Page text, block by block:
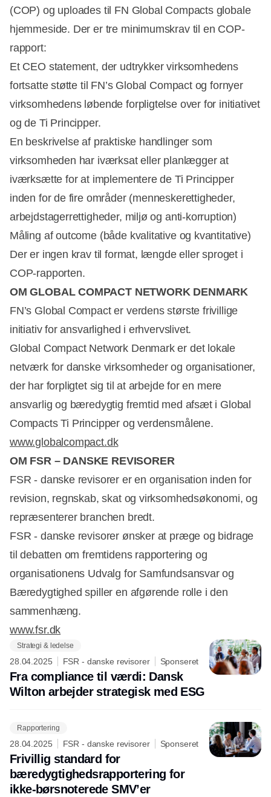
(COP) og uploades til FN Global Compacts globale
hjemmeside. Der er tre minimumskrav til en COP-
rapport:
Et CEO statement, der udtrykker virksomhedens
fortsatte støtte til FN’s Global Compact og fornyer
virksomhedens løbende forpligtelse over for initiativet
og de Ti Principper.
En beskrivelse af praktiske handlinger som
virksomheden har iværksat eller planlægger at
iværksætte for at implementere de Ti Principper
inden for de fire områder (menneskerettigheder,
arbejdstagerrettigheder, miljø og anti-korruption)
Måling af outcome (både kvalitative og kvantitative)
Der er ingen krav til format, længde eller sproget i
COP-rapporten.
OM GLOBAL COMPACT NETWORK DENMARK
FN’s Global Compact er verdens største frivillige
initiativ for ansvarlighed i erhvervslivet.
Global Compact Network Denmark er det lokale
netværk for danske virksomheder og organisationer,
der har forpligtet sig til at arbejde for en mere
ansvarlig og bæredygtig fremtid med afsæt i Global
Compacts Ti Principper og verdensmålene.
www.globalcompact.dk
OM FSR – DANSKE REVISORER
FSR - danske revisorer er en organisation inden for
revision, regnskab, skat og virksomhedsøkonomi, og
repræsenterer branchen bredt.
FSR - danske revisorer ønsker at præge og bidrage
til debatten om fremtidens rapportering og
organisationens Udvalg for Samfundsansvar og
Bæredygtighed spiller en afgørende rolle i den
sammenhæng.
www.fsr.dk
Strategi & ledelse
28.04.2025 FSR - danske revisorer Sponseret
Fra compliance til værdi: Dansk
Wilton arbejder strategisk med ESG
Rapportering
28.04.2025 FSR - danske revisorer Sponseret
Frivillig standard for
bæredygtighedsrapportering for
ikke-børsnoterede SMV’er